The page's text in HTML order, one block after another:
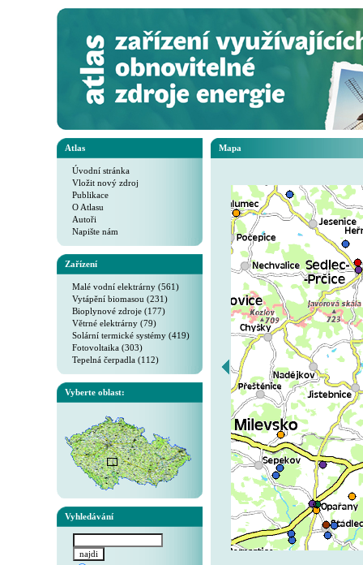
Atlas
Úvodní stránka
Vložit nový zdroj
Publikace
O Atlasu
Autoři
Napište nám
Zařízení
Malé vodní elektrárny (561)
Vytápění biomasou (231)
Bioplynové zdroje (177)
Větrné elektrárny (79)
Solární termické systémy (419)
Fotovoltaika (303)
Tepelná čerpadla (112)
Vyberte oblast:
Vyhledávání
Mapa